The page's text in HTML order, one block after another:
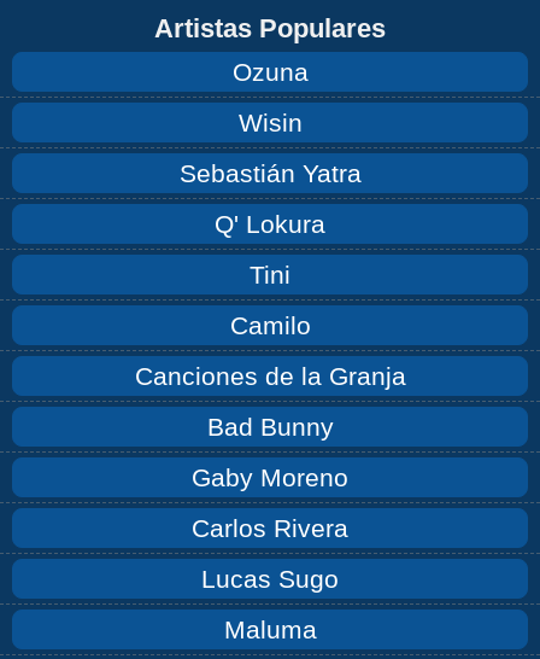
Artistas Populares
Ozuna
Wisin
Sebastián Yatra
Q' Lokura
Tini
Camilo
Canciones de la Granja
Bad Bunny
Gaby Moreno
Carlos Rivera
Lucas Sugo
Maluma